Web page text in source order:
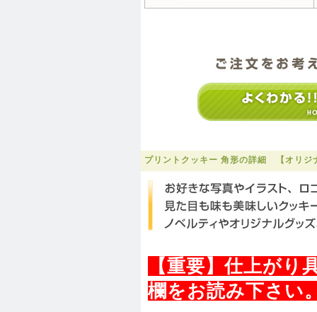
プリントクッキー 角形の詳細 【オリジ
【重要】仕上がり
欄をお読み下さい